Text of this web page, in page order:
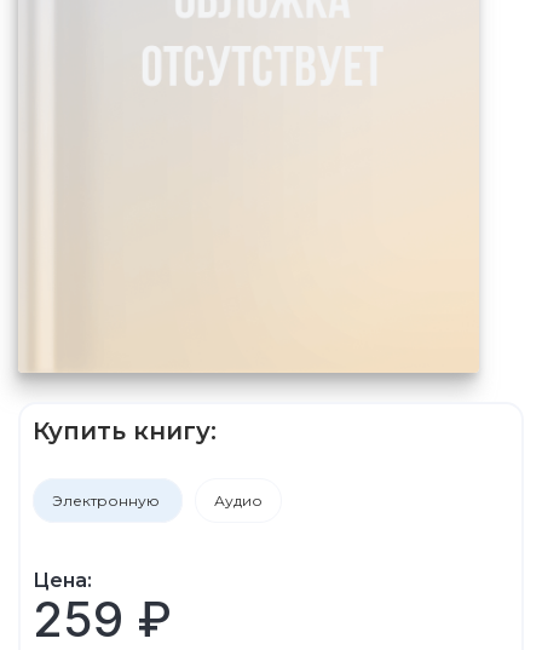
Купить книгу:
Электронную Аудио
Цена:
259 ₽